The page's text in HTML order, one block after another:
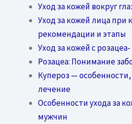
Уход за кожей вокруг
Уход за кожей лица при
рекомендации и этапы
Уход за кожей с
Розацеа: Понимание
Купероз —
лечение
Особенности ухода за
мужчин